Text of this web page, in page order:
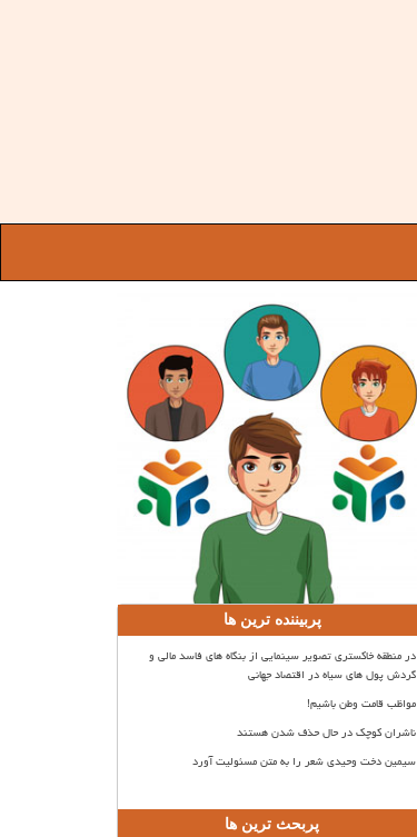
پربیننده ترین ها
در منطقه خاکستری تصویر سینمایی از بنگاه های فاسد مالی و
گردش پول های سیاه در اقتصاد جهانی
مواظب قامت وطن باشیم!
ناشران کوچک در حال حذف شدن هستند
سیمین دخت وحیدی شعر را به متن مسئولیت آورد
پربحث ترین ها